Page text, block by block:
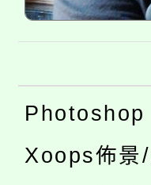
Photoshop
Xoops佈景